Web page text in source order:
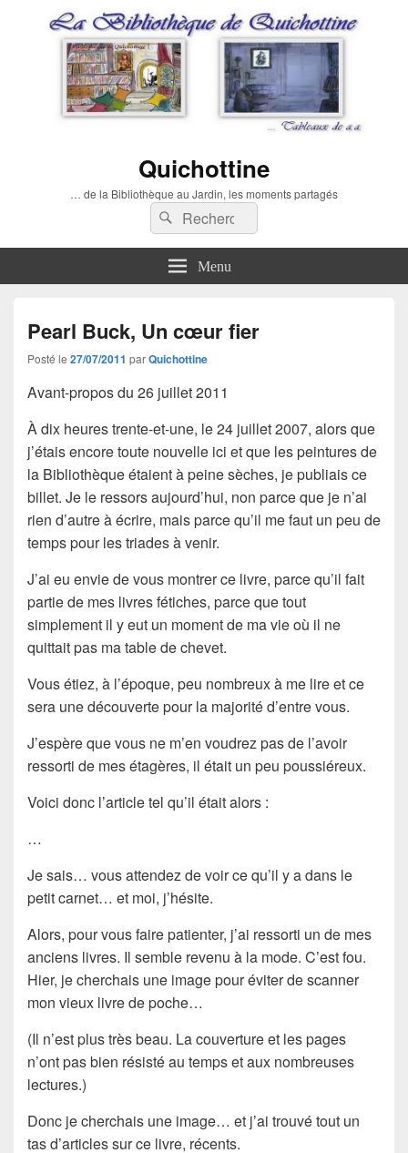
Quichottine
… de la Bibliothèque au Jardin, les moments partagés
Recherche :
Rechercher
Menu
Pearl Buck, Un cœur fier
Posté le 27/07/2011 parQuichottine
Avant-propos du 26 juillet 2011
À dix heures trente-et-une, le 24 juillet 2007, alors que
j’étais encore toute nouvelle ici et que les peintures de
la Bibliothèque étaient à peine sèches, je publiais ce
billet. Je le ressors aujourd’hui, non parce que je n’ai
rien d’autre à écrire, mais parce qu’il me faut un peu de
temps pour les triades à venir.
J’ai eu envie de vous montrer ce livre, parce qu’il fait
partie de mes livres fétiches, parce que tout
simplement il y eut un moment de ma vie où il ne
quittait pas ma table de chevet.
Vous étiez, à l’époque, peu nombreux à me lire et ce
sera une découverte pour la majorité d’entre vous.
J’espère que vous ne m’en voudrez pas de l’avoir
ressorti de mes étagères, il était un peu poussiéreux.
Voici donc l’article tel qu’il était alors :
…
Je sais… vous attendez de voir ce qu’il y a dans le
petit carnet… et moi, j’hésite.
Alors, pour vous faire patienter, j’ai ressorti un de mes
anciens livres. Il semble revenu à la mode. C’est fou.
Hier, je cherchais une image pour éviter de scanner
mon vieux livre de poche…
(Il n’est plus très beau. La couverture et les pages
n’ont pas bien résisté au temps et aux nombreuses
lectures.)
Donc je cherchais une image… et j’ai trouvé tout un
tas d’articles sur ce livre, récents.